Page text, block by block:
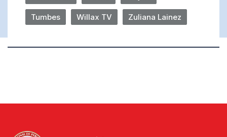
Tumbes Willax TV Zuliana Lainez